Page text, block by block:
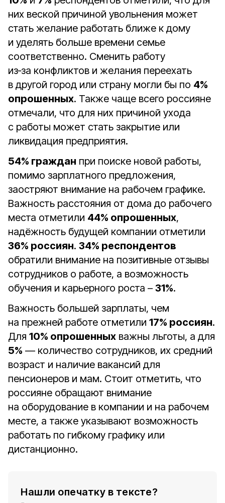
них веской причиной увольнения может
стать желание работать ближе к дому
и уделять больше времени семье
соответственно. Сменить работу
из‑за конфликтов и желания переехать
в другой город или страну могли бы по 4%
опрошенных. Также чаще всего россияне
отмечали, что для них причиной ухода
с работы может стать закрытие или
ликвидация предприятия.
54% граждан при поиске новой работы,
помимо зарплатного предложения,
заостряют внимание на рабочем графике.
Важность расстояния от дома до рабочего
места отметили 44% опрошенных,
надёжность будущей компании отметили
36% россиян. 34% респондентов
обратили внимание на позитивные отзывы
сотрудников о работе, а возможность
обучения и карьерного роста – 31%.
Важность большей зарплаты, чем
на прежней работе отметили 17% россиян.
Для 10% опрошенных важны льготы, а для
5% — количество сотрудников, их средний
возраст и наличие вакансий для
пенсионеров и мам. Стоит отметить, что
россияне обращают внимание
на оборудование в компании и на рабочем
месте, а также указывают возможность
работать по гибкому графику или
дистанционно.
Нашли опечатку в тексте?